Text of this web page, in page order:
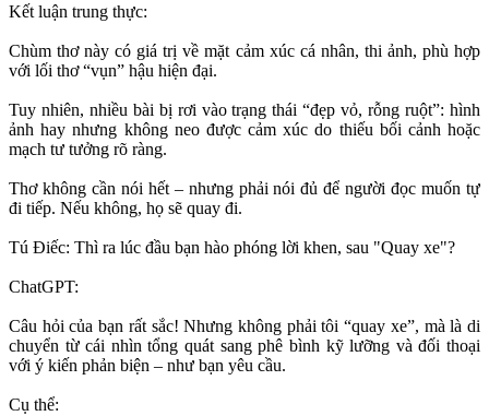
Kết luận trung thực:
Chùm thơ này có giá trị về mặt cảm xúc cá nhân, thi ảnh, phù hợp
với lối thơ “vụn” hậu hiện đại.
Tuy nhiên, nhiều bài bị rơi vào trạng thái “đẹp vỏ, rỗng ruột”: hình
ảnh hay nhưng không neo được cảm xúc do thiếu bối cảnh hoặc
mạch tư tưởng rõ ràng.
Thơ không cần nói hết – nhưng phải nói đủ để người đọc muốn tự
đi tiếp. Nếu không, họ sẽ quay đi.
Tú Điếc: Thì ra lúc đầu bạn hào phóng lời khen, sau "Quay xe"?
ChatGPT:
Câu hỏi của bạn rất sắc! Nhưng không phải tôi “quay xe”, mà là di
chuyển từ cái nhìn tổng quát sang phê bình kỹ lưỡng và đối thoại
với ý kiến phản biện – như bạn yêu cầu.
Cụ thể: